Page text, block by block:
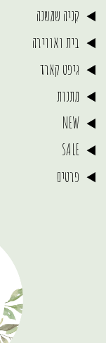
קניה שמשנה
בית ואווירה
גיפט קארד
מתנות
NEW
SALE
פרטים